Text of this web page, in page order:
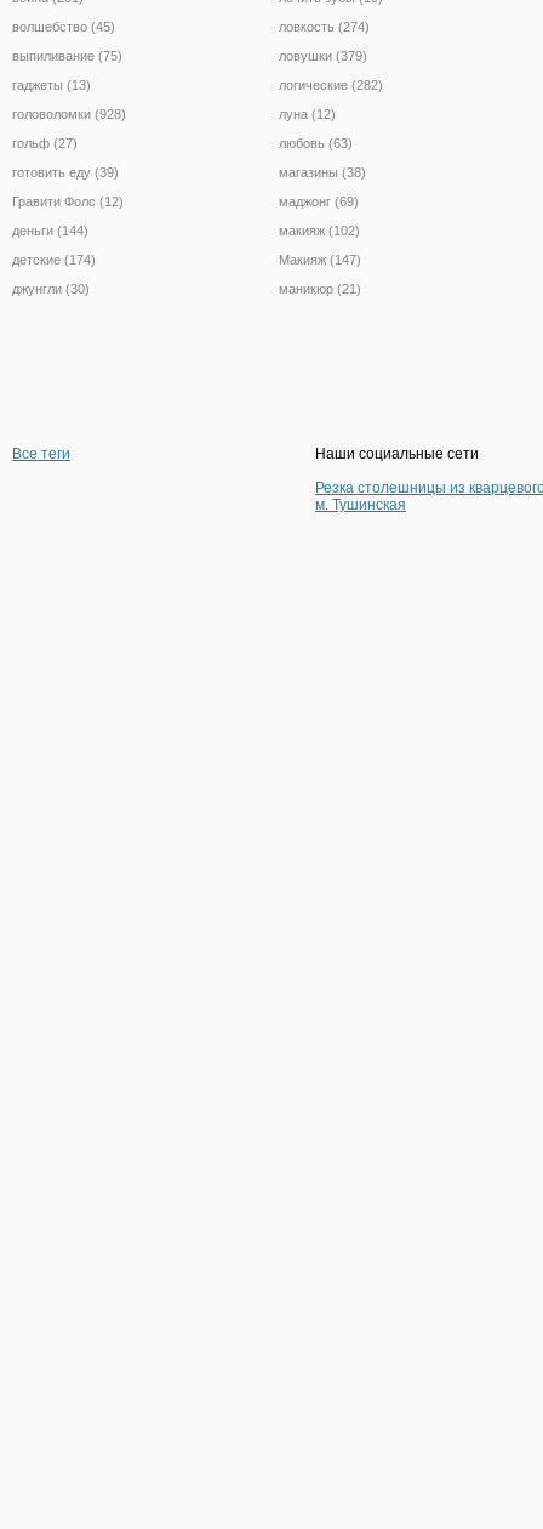
волшебство (45)
выпиливание (75)
гаджеты (13)
головоломки (928)
гольф (27)
готовить еду (39)
Гравити Фолс (12)
деньги (144)
детские (174)
джунгли (30)
ловкость (274)
ловушки (379)
логические (282)
луна (12)
любовь (63)
магазины (38)
маджонг (69)
макияж (102)
Макияж (147)
маникюр (21)
Все теги
Наши социальные сети
Резка столешницы из
м. Тушинская